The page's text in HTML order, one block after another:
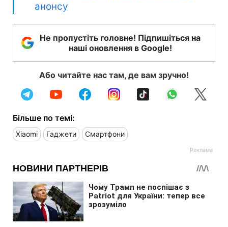
анонсу
Не пропустіть головне! Підпишіться на
наші оновлення в Google!
Або читайте нас там, де вам зручно!
Більше по темі:
Xiaomi Гаджети Смартфони